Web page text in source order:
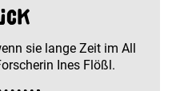
sie lange Zeit im All
Ines Flößl.